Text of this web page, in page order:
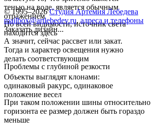
тенью на воде, является обычным
отражением
По всей видимости, источник света
находится здесь
А значит, сейчас рассвет или закат.
Тогда и характер освещения нужно
делать соответствующим
Проблемы с глубиной резкости
Объекты выглядят клонами:
одинаковый ракурс, одинаковое
положение весел
При таком положении шины относительно
горизонта ее размер должен быть гораздо
меньше
© 1995–2026 Студия Артемия Лебедева
mailbox@artlebedev.ru, адреса и телефоны
Заказать дизайн...